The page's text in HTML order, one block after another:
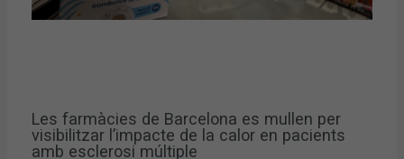
Les farmàcies de Barcelona es mullen per
visibilitzar l’impacte de la calor en pacients
amb esclerosi múltiple